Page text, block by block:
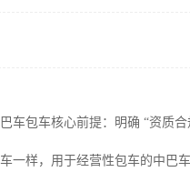
车包车核心前提：明确 “资质合
一样，用于经营性包车的中巴